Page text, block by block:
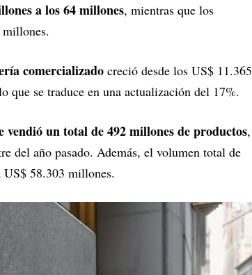
a los 64 millones, mientras que los
comercializado creció desde los US$ 11.365
que se traduce en una actualización del 17%.
un total de 492 millones de productos,
del año pasado. Además, el volumen total de
58.303 millones.